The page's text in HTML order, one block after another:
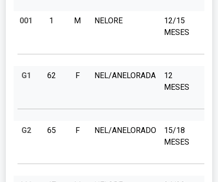
001 1 M NELORE
12/15
MESES
G1 62 F NEL/ANELORADA
12
MESES
G2 65 F NEL/ANELORADO
15/18
MESES